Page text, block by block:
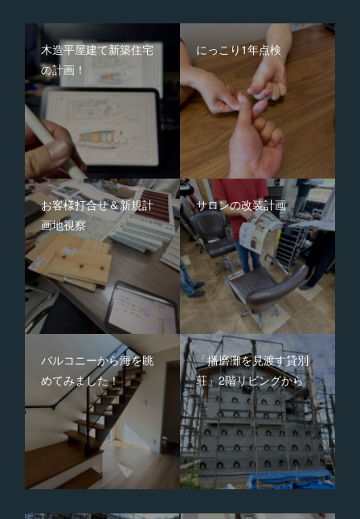
木造平屋建て新築住宅
の計画！
にっこり1年点検
お客様打合せ＆新規計
画地視察
サロンの改装計画
バルコニーから海を眺
めてみました！
「播磨灘を見渡す貸別
荘」2階リビングから